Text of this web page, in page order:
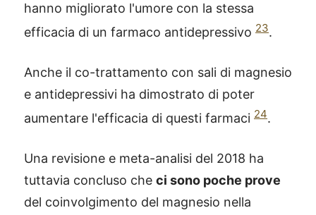
hanno migliorato l'umore con la stessa
efficacia di un farmaco antidepressivo 23.
Anche il co-trattamento con sali di magnesio
e antidepressivi ha dimostrato di poter
aumentare l'efficacia di questi farmaci 24.
Una revisione e meta-analisi del 2018 ha
tuttavia concluso che ci sono poche prove
del coinvolgimento del magnesio nella